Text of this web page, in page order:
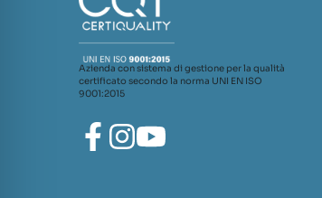
Azienda con sistema di gestione per la qualità
certificato secondo la norma UNI EN ISO
9001:2015